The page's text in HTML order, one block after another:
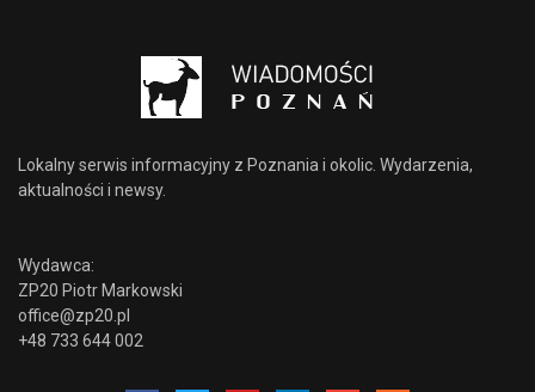
Lokalny serwis informacyjny z Poznania i okolic. Wydarzenia,
aktualności i newsy.
Wydawca:
ZP20 Piotr Markowski
office@zp20.pl
+48 733 644 002